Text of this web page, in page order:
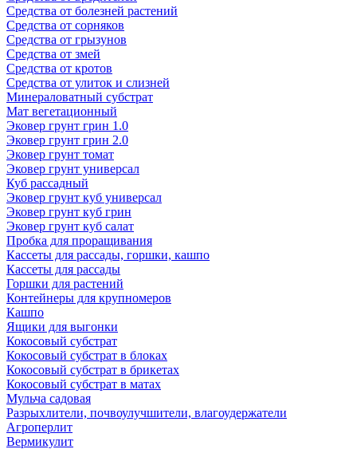
Средства от болезней растений
Средства от сорняков
Средства от грызунов
Средства от змей
Средства от кротов
Средства от улиток и слизней
Минераловатный субстрат
Мат вегетационный
Эковер грунт грин 1.0
Эковер грунт грин 2.0
Эковер грунт томат
Эковер грунт универсал
Куб рассадный
Эковер грунт куб универсал
Эковер грунт куб грин
Эковер грунт куб салат
Пробка для проращивания
Кассеты для рассады, горшки, кашпо
Кассеты для рассады
Горшки для растений
Контейнеры для крупномеров
Кашпо
Ящики для выгонки
Кокосовый субстрат
Кокосовый субстрат в блоках
Кокосовый субстрат в брикетах
Кокосовый субстрат в матах
Мульча садовая
Разрыхлители, почвоулучшители, влагоудержатели
Агроперлит
Вермикулит